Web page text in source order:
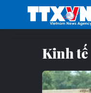
Kinh tế